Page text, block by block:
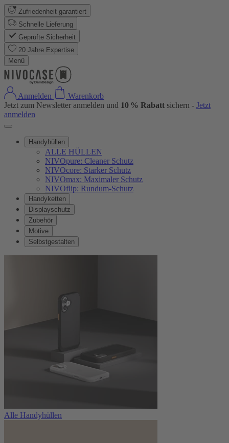
Zufriedenheit garantiert
Schnelle Lieferung
Geprüfte Sicherheit
20 Jahre Expertise
Menü
Anmelden
Warenkorb
Jetzt zum Newsletter anmelden und 10 % Rabatt sichern - Jetzt
anmelden
Handyhüllen
ALLE HÜLLEN
NIVOpure: Cleaner Schutz
NIVOcore: Starker Schutz
NIVOmax: Maximaler Schutz
NIVOflip: Rundum-Schutz
Handyketten
Displayschutz
Zubehör
Motive
Selbstgestalten
Alle Handyhüllen